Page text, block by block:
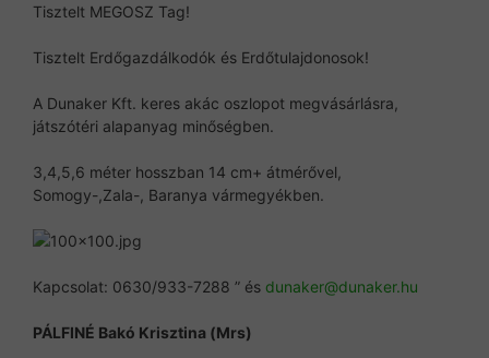
Tisztelt MEGOSZ Tag!
Tisztelt Erdőgazdálkodók és Erdőtulajdonosok!
A Dunaker Kft. keres akác oszlopot megvásárlásra,
játszótéri alapanyag minőségben.
3,4,5,6 méter hosszban 14 cm+ átmérővel,
Somogy-,Zala-, Baranya vármegyékben.
Kapcsolat: 0630/933-7288 ” és dunaker@dunaker.hu
PÁLFINÉ Bakó Krisztina (Mrs)